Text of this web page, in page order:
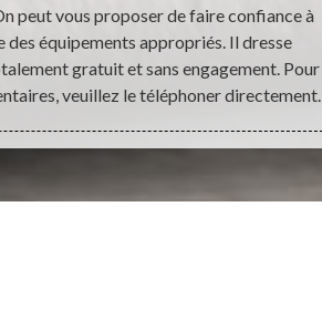
peut vous proposer de faire confiance à
équipements appropriés. Il dresse
gratuit et sans engagement. Pour
veuillez le téléphoner directement.